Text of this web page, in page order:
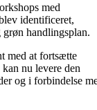
med
identificeret,
handlingsplan.
med at fortsætte
nu levere den
og i forbindelse